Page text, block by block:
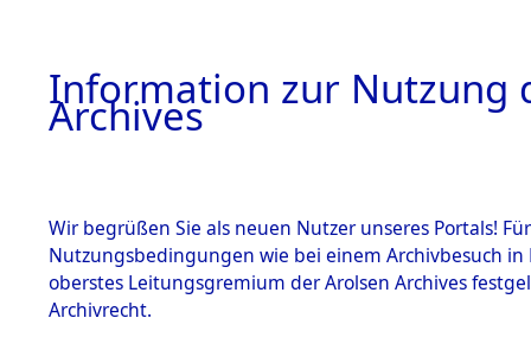
Information zur Nutzung
Archives
Wir begrüßen Sie als neuen Nutzer unseres Portals!
Nutzungsbedingungen wie bei einem Archivbesuch
oberstes Leitungsgremium der Arolsen Archives
Archivrecht.